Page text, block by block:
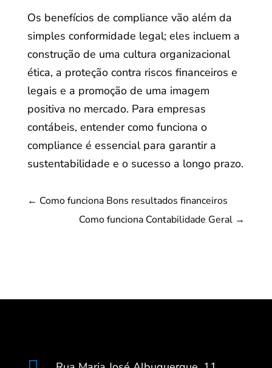
Os benefícios de compliance vão além da
simples conformidade legal; eles incluem a
construção de uma cultura organizacional
ética, a proteção contra riscos financeiros e
legais e a promoção de uma imagem
positiva no mercado. Para empresas
contábeis, entender como funciona o
compliance é essencial para garantir a
sustentabilidade e o sucesso a longo prazo.
← Como funciona Bons resultados financeiros
Como funciona Contabilidade Geral →